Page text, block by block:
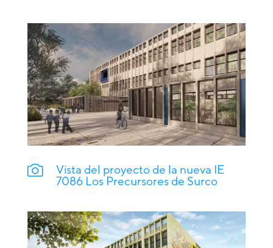
Vista del proyecto de la nueva IE
7086 Los Precursores de Surco